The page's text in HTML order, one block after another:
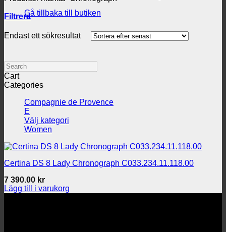
Gå tillbaka till butiken
Filtrera
Endast ett sökresultat
Search
Cart
Categories
Compagnie de Provence
E
Välj kategori
Women
Certina DS 8 Lady Chronograph C033.234.11.118.00
7 390.00 kr
Lägg till i varukorg